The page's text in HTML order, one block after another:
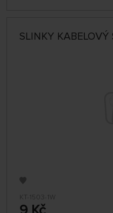
SLINKY
KT-1503-1W